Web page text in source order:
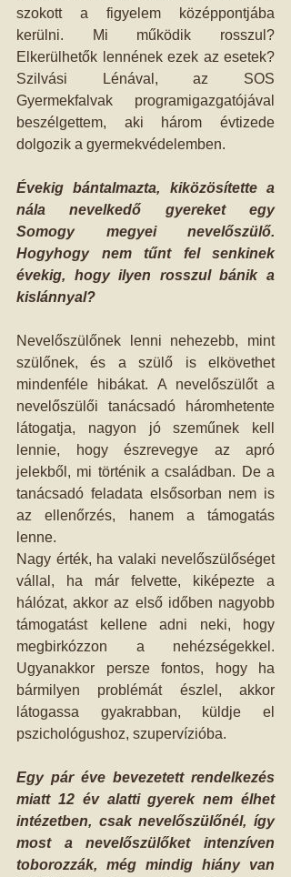
szokott a figyelem középpontjába
kerülni. Mi működik rosszul?
Elkerülhetők lennének ezek az esetek?
Szilvási Lénával, az SOS
Gyermekfalvak programigazgatójával
beszélgettem, aki három évtizede
dolgozik a gyermekvédelemben.
Évekig bántalmazta, kiközösítette a
nála nevelkedő gyereket egy
Somogy megyei nevelőszülő.
Hogyhogy nem tűnt fel senkinek
évekig, hogy ilyen rosszul bánik a
kislánnyal?
Nevelőszülőnek lenni nehezebb, mint
szülőnek, és a szülő is elkövethet
mindenféle hibákat. A nevelőszülőt a
nevelőszülői tanácsadó háromhetente
látogatja, nagyon jó szeműnek kell
lennie, hogy észrevegye az apró
jelekből, mi történik a családban. De a
tanácsadó feladata elsősorban nem is
az ellenőrzés, hanem a támogatás
lenne.
Nagy érték, ha valaki nevelőszülőséget
vállal, ha már felvette, kiképezte a
hálózat, akkor az első időben nagyobb
támogatást kellene adni neki, hogy
megbirkózzon a nehézségekkel.
Ugyanakkor persze fontos, hogy ha
bármilyen problémát észlel, akkor
látogassa gyakrabban, küldje el
pszichológushoz, szupervízióba.
Egy pár éve bevezetett rendelkezés
miatt 12 év alatti gyerek nem élhet
intézetben, csak nevelőszülőnél, így
most a nevelőszülőket intenzíven
toborozzák, még mindig hiány van